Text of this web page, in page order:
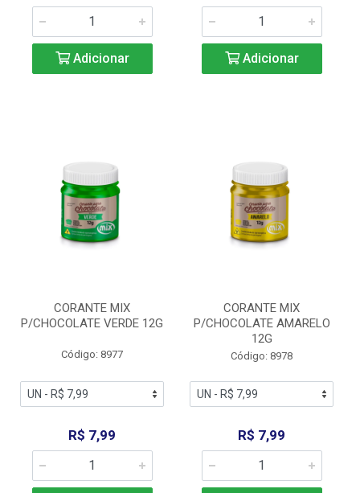
Adicionar Adicionar
CORANTE MIX
P/CHOCOLATE VERDE 12G
Código: 8977
R$ 7,99
CORANTE MIX
P/CHOCOLATE AMARELO
12G
Código: 8978
R$ 7,99